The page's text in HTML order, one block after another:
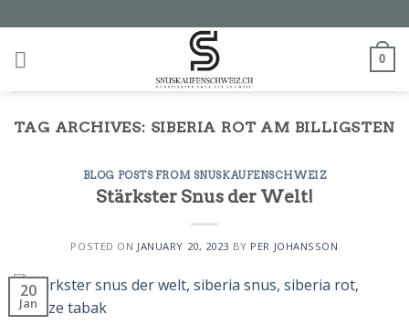
to
content
0
TAG ARCHIVES: SIBERIA ROT AM BILLIGSTEN
BLOG POSTS FROM SNUSKAUFENSCHWEIZ
Stärkster Snus der Welt!
POSTED ON JANUARY 20, 2023 BY PER JOHANSSON
20
Jan